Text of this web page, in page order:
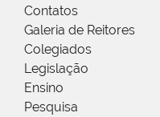
Contatos
Galeria de Reitores
Colegiados
Legislação
Ensino
Pesquisa